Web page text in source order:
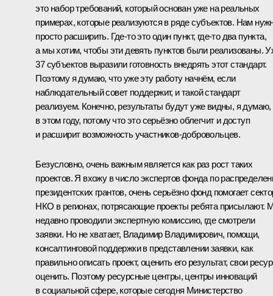
это набор требований, который основан уже на реальных
примерах, которые реализуются в ряде субъектов. Нам
просто расширить. Где‑то это один пункт, где‑то два пункта,
а мы хотим, чтобы эти девять пунктов были реализованы.
37 субъектов выразили готовность внедрять этот стандарт.
Поэтому я думаю, что уже эту работу начнём, если
наблюдательный совет поддержит, и такой стандарт
реализуем. Конечно, результаты будут уже видны, я думаю,
в этом году, потому что это серьёзно облегчит и доступ
и расширит возможность участников-добровольцев.
Безусловно, очень важным является как раз рост таких
проектов. Я вхожу в число экспертов фонда по
президентских грантов, очень серьёзно фонд помогает
НКО в регионах, потрясающие проекты ребята присылают.
недавно проводили экспертную комиссию, где смотрели
заявки. Но не хватает, Владимир Владимирович, помощи,
консалтинговой поддержки в представлении заявки, как
правильно описать проект, оценить его результат, свои
оценить. Поэтому ресурсные центры, центры инноваций
в социальной сфере, которые сегодня Министерство